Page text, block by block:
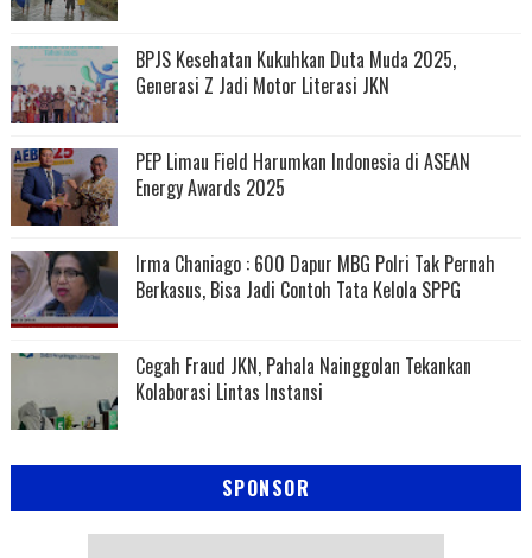
BPJS Kesehatan Kukuhkan Duta Muda 2025,
Generasi Z Jadi Motor Literasi JKN
PEP Limau Field Harumkan Indonesia di ASEAN
Energy Awards 2025
Irma Chaniago : 600 Dapur MBG Polri Tak Pernah
Berkasus, Bisa Jadi Contoh Tata Kelola SPPG
Cegah Fraud JKN, Pahala Nainggolan Tekankan
Kolaborasi Lintas Instansi
SPONSOR